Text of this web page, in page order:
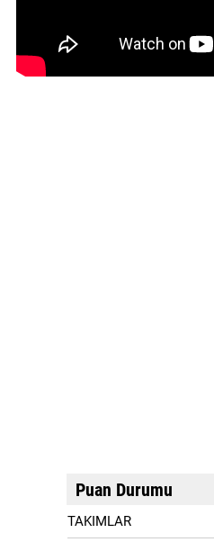
Puan Durumu
TAKIMLAR